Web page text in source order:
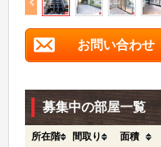
お問い合わせ
募集中の部屋一覧
所在階 間取り 面積